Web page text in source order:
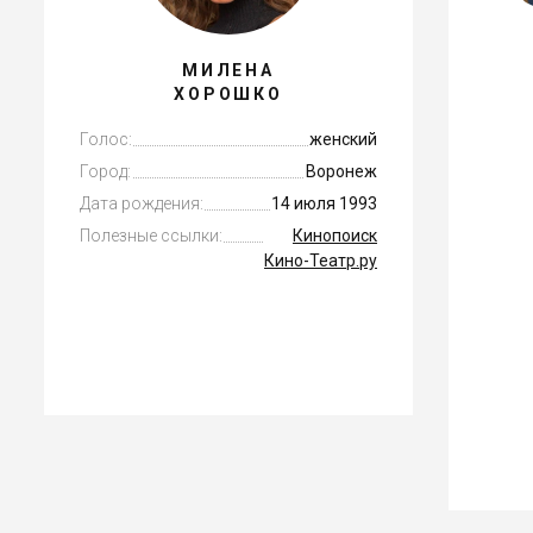
МИЛЕНА
ХОРОШКО
Голос:
женский
Город:
Воронеж
Дата рождения:
14 июля 1993
Полезные ссылки:
Кинопоиск
Кино-Театр.ру